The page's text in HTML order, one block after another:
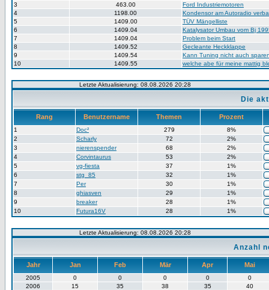
3
463.00
Ford Industriemotoren
4
1198.00
Kondensor am Autoradio
5
1409.00
TÜV Mängelliste
6
1409.04
Katalysator Umbau vom Bj
7
1409.04
Problem beim Start
8
1409.52
Gecleante Heckklappe
9
1409.54
Kann Tuning nicht auch
10
1409.55 welche abe für meine mattig
Letzte Aktualisierung: 08.08.2026 20:28
Die
Rang Benutzername Themen Prozent
1 Doc² 279
8%
2
Scharly 72
2%
3
nierenspender 68
2%
4
Corvintaurus 53
2%
5
vg-fiesta 37
1%
6
stg_85 32
1%
7
Per 30
1%
8
ghiasven 29
1%
9
breaker 28
1%
10
Futura16V 28 1%
Letzte Aktualisierung: 08.08.2026 20:28
Anzahl
Jahr Jan Feb Mär Apr Mai
2005 0 0 0 0
0
2006
15 35 38 35
40